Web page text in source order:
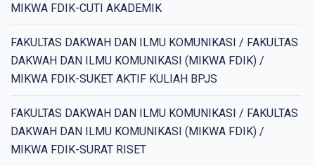
MIKWA FDIK-CUTI AKADEMIK
FAKULTAS DAKWAH DAN ILMU KOMUNIKASI / FAKULTAS
DAKWAH DAN ILMU KOMUNIKASI (MIKWA FDIK) /
MIKWA FDIK-SUKET AKTIF KULIAH BPJS
FAKULTAS DAKWAH DAN ILMU KOMUNIKASI / FAKULTAS
DAKWAH DAN ILMU KOMUNIKASI (MIKWA FDIK) /
MIKWA FDIK-SURAT RISET